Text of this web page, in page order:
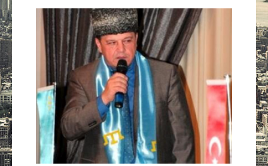
Güney Azərbaycan
Mədəniyyət
Müsahibə
İdman
Layihə
Gündəm